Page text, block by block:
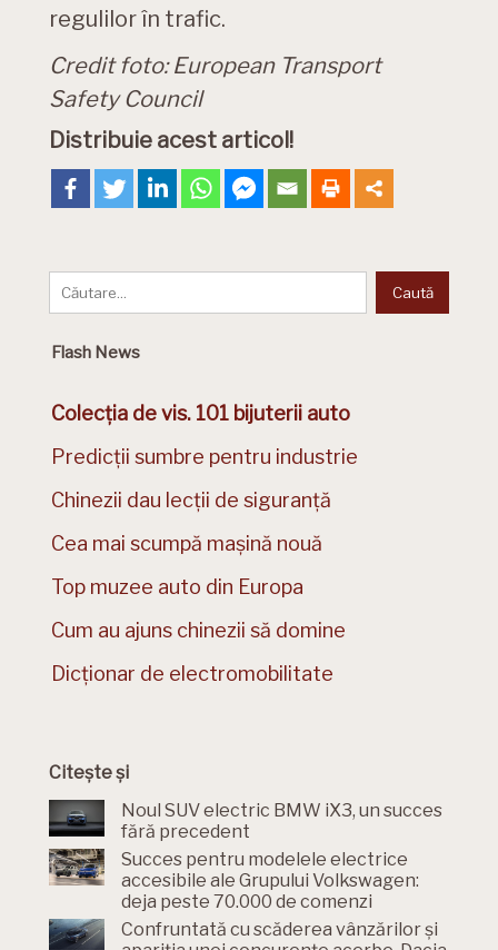
regulilor în trafic.
Credit foto: European Transport
Safety Council
Distribuie acest articol!
Flash News
Colecția de vis. 101 bijuterii auto
Predicții sumbre pentru industrie
Chinezii dau lecții de siguranță
Cea mai scumpă mașină nouă
Top muzee auto din Europa
Cum au ajuns chinezii să domine
Dicționar de electromobilitate
Citește și
Noul SUV electric BMW iX3, un succes
fără precedent
Succes pentru modelele electrice
accesibile ale Grupului Volkswagen:
deja peste 70.000 de comenzi
Confruntată cu scăderea vânzărilor și